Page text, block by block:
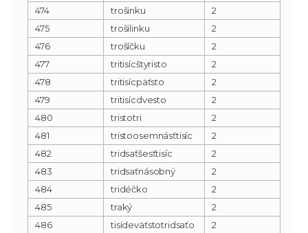
474
trošinku
2
475
trošilinku
2
476
trošíčku
2
477
tritisícštyristo
2
478
tritisícpäťsto
2
479
tritisícdvesto
2
480
tristotri
2
481
tristoosemnásťtisíc
2
482
tridsaťšesťtisíc
2
483
tridsaťnásobný
2
484
tridéčko
2
485
traký
2
486
tisídeväťstotridsaťo
2